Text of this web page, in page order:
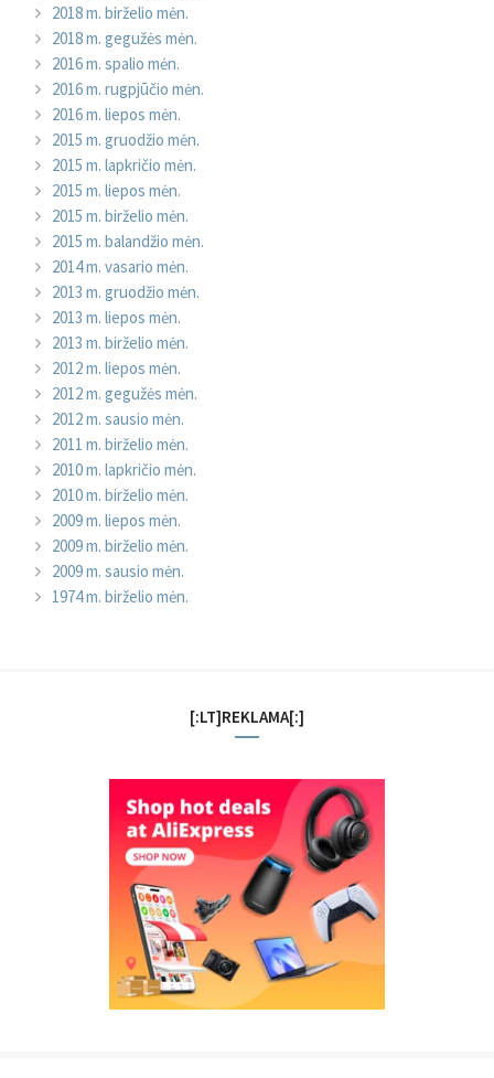
2018 m. birželio mėn.
2018 m. gegužės mėn.
2016 m. spalio mėn.
2016 m. rugpjūčio mėn.
2016 m. liepos mėn.
2015 m. gruodžio mėn.
2015 m. lapkričio mėn.
2015 m. liepos mėn.
2015 m. birželio mėn.
2015 m. balandžio mėn.
2014 m. vasario mėn.
2013 m. gruodžio mėn.
2013 m. liepos mėn.
2013 m. birželio mėn.
2012 m. liepos mėn.
2012 m. gegužės mėn.
2012 m. sausio mėn.
2011 m. birželio mėn.
2010 m. lapkričio mėn.
2010 m. birželio mėn.
2009 m. liepos mėn.
2009 m. birželio mėn.
2009 m. sausio mėn.
1974 m. birželio mėn.
[:LT]REKLAMA[:]